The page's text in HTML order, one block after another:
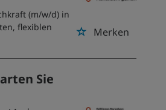
Merken
(m/w/d) in
flexiblen
Sie